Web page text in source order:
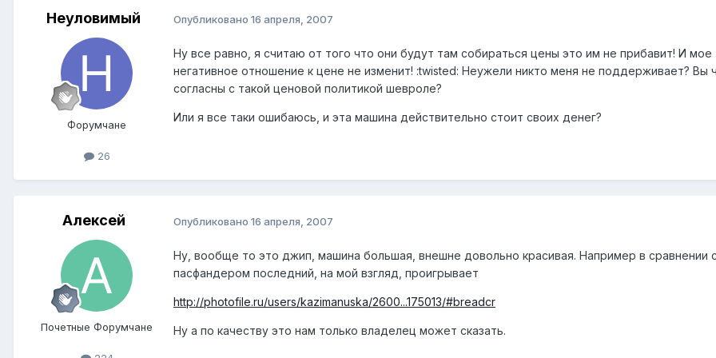
Неуловимый
Форумчане
26
Опубликовано 16 апреля, 2007
Ну все равно, я считаю от того что они будут там собираться цены это им не прибавит! И мое
негативное отношение к цене не изменит! :twisted: Неужели никто меня не поддерживает? Вы
согласны с такой ценовой политикой шевроле?
Или я все таки ошибаюсь, и эта машина действительно стоит своих денег?
Алексей
Почетные Форумчане
Опубликовано 16 апреля, 2007
Ну, вообще то это джип, машина большая, внешне довольно красивая. Например в сравнении с
пасфандером последний, на мой взгляд, проигрывает
http://photofile.ru/users/kazimanuska/2600...175013/#breadcr
Ну а по качеству это нам только владелец может сказать.